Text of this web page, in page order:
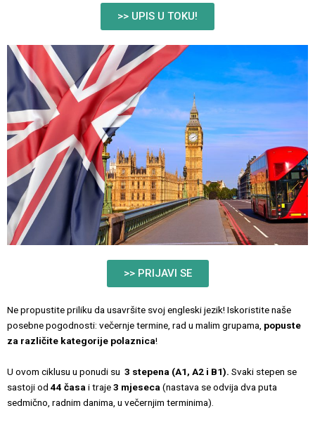
>> UPIS U TOKU!
>> PRIJAVI SE
Ne propustite priliku da usavršite svoj engleski jezik! Iskoristite naše
posebne pogodnosti: večernje termine, rad u malim grupama, popuste
za različite kategorije polaznica!
U ovom ciklusu u ponudi su 3 stepena (A1, A2 i B1). Svaki stepen se
sastoji od 44 časa i traje3 mjeseca (nastava se odvija dva puta
sedmično, radnim danima, u večernjim terminima).